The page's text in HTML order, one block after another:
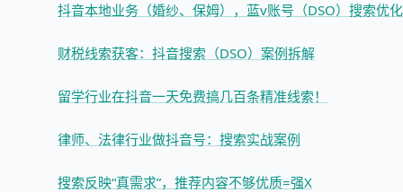
抖音本地业务（婚纱、保姆），蓝v账号（DSO）搜索优
财税线索获客：抖音搜索（DSO）案例拆解
留学行业在抖音一天免费搞几百条精准线索！
律师、法律行业做抖音号：搜索实战案例
搜索反映“真需求”，推荐内容不够优质=强X